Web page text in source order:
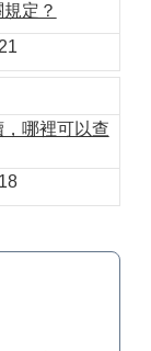
定？
哪裡可以查